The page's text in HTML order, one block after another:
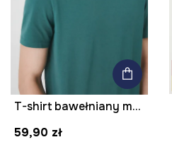
T-shirt bawełniany męski z domieszką elastanu gładki kolor zielony
59,90 zł